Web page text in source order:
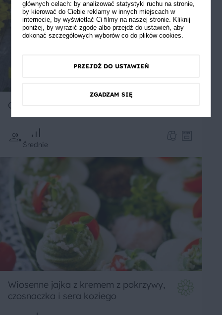
Chleb domowy na Wielkanoc
Średnie
Wiosenne jajka z kremem z pokrzywy,
czosnaczka i sera koziego
głównych celach: by analizować statystyki ruchu na stronie,
by kierować do Ciebie reklamy w innych miejscach w
internecie, by wyświetlać Ci filmy na naszej stronie. Kliknij
poniżej, by wyrazić zgodę albo przejdź do ustawień, aby
dokonać szczegółowych wyborów co do plików cookies.
PRZEJDŹ DO USTAWIEŃ
ZGADZAM SIĘ